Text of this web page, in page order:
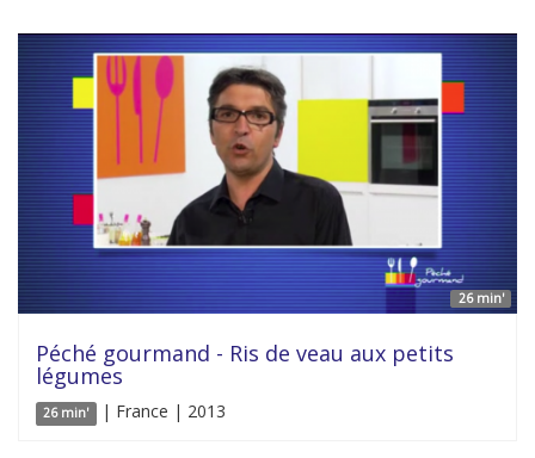
26 min'
Péché gourmand - Ris de veau aux petits
légumes
26 min' | France | 2013